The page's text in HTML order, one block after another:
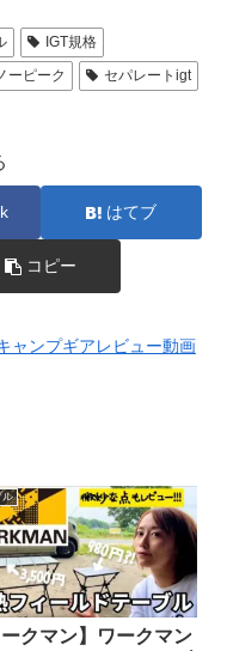
IGT規格
ーピーク
セパレートigt
はてブ
コピー
ャンプギアレビュー動画
ル
ークマン】ワークマン